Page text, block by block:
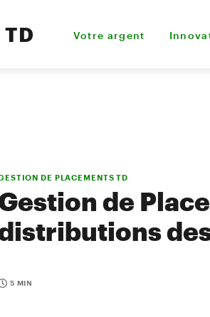
Votre argent
DE PLACEMENTS TD
de
des
5 MIN